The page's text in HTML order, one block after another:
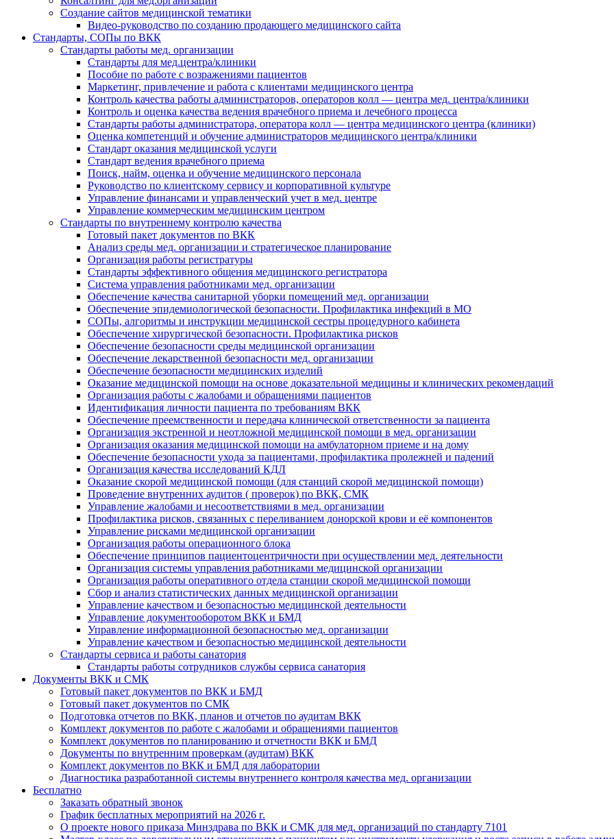
Создание сайтов медицинской тематики
Видео-руководство по созданию продающего медицинского сайта
Стандарты, СОПы по ВКК
Стандарты работы мед. организации
Стандарты для мед.центра/клиники
Пособие по работе с возражениями пациентов
Маркетинг, привлечение и работа с клиентами медицинского центра
Контроль качества работы администраторов, операторов колл — центра мед. центра/клиники
Контроль и оценка качества ведения врачебного приема и лечебного процесса
Стандарты работы администратора, оператора колл — центра медицинского центра (клиники)
Оценка компетенций и обучение администраторов медицинского центра/клиники
Стандарт оказания медицинской услуги
Стандарт ведения врачебного приема
Поиск, найм, оценка и обучение медицинского персонала
Руководство по клиентскому сервису и корпоративной культуре
Управление финансами и управленческий учет в мед. центре
Управление коммерческим медицинским центром
Стандарты по внутреннему контролю качества
Готовый пакет документов по ВКК
Анализ среды мед. организации и стратегическое планирование
Организация работы регистратуры
Стандарты эффективного общения медицинского регистратора
Система управления работниками мед. организации
Обеспечение качества санитарной уборки помещений мед. организации
Обеспечение эпидемиологической безопасности. Профилактика инфекций в МО
СОПы, алгоритмы и инструкции медицинской сестры процедурного кабинета
Обеспечение хирургической безопасности. Профилактика рисков
Обеспечение безопасности среды медицинской организации
Обеспечение лекарственной безопасности мед. организации
Обеспечение безопасности медицинских изделий
Оказание медицинской помощи на основе доказательной медицины и клинических рекомендаций
Организация работы с жалобами и обращениями пациентов
Идентификация личности пациента по требованиям ВКК
Обеспечение преемственности и передача клинической ответственности за пациента
Организация экстренной и неотложной медицинской помощи в мед. организации
Организация оказания медицинской помощи на амбулаторном приеме и на дому
Обеспечение безопасности ухода за пациентами, профилактика пролежней и падений
Организация качества исследований КДЛ
Оказание скорой медицинской помощи (для станций скорой медицинской помощи)
Проведение внутренних аудитов ( проверок) по ВКК, СМК
Управление жалобами и несоответствиями в мед. организации
Профилактика рисков, связанных с переливанием донорской крови и её компонентов
Управление рисками медицинской организации
Организация работы операционного блока
Обеспечение принципов пациентоцентричности при осуществлении мед. деятельности
Организация системы управления работниками медицинской организации
Организация работы оперативного отдела станции скорой медицинской помощи
Сбор и анализ статистических данных медицинской организации
Управление качеством и безопасностью медицинской деятельности
Управление документооборотом ВКК и БМД
Управление информационной безопасностью мед. организации
Управление качеством и безопасностью медицинской деятельности
Стандарты сервиса и работы санатория
Стандарты работы сотрудников службы сервиса санатория
Документы ВКК и СМК
Готовый пакет документов по ВКК и БМД
Готовый пакет документов по СМК
Подготовка отчетов по ВКК, планов и отчетов по аудитам ВКК
Комплект документов по работе с жалобами и обращениями пациентов
Комплект документов по планированию и отчетности ВКК и БМД
Документы по внутренним проверкам (аудитам) ВКК
Комплект документов по ВКК и БМД для лаборатории
Диагностика разработанной системы внутреннего контроля качества мед. организации
Бесплатно
Заказать обратный звонок
График бесплатных мероприятий на 2026 г.
О проекте нового приказа Минздрава по ВКК и СМК для мед. организаций по стандарту 7101